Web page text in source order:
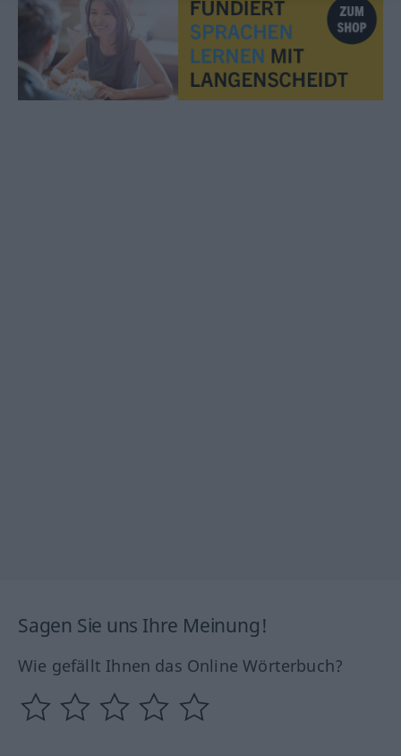
Sagen Sie uns Ihre Meinung!
Wie gefällt Ihnen das Online Wörterbuch?